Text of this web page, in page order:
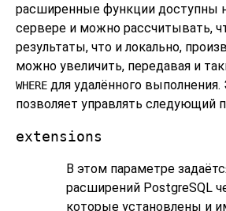
расширенные функции доступны
сервере и можно рассчитывать,
результаты, что и локально,
можно увеличить, передавая и
WHERE для удалённого
позволяет управлять следующий
extensions
В этом параметре
расширений PostgreSQL
которые установлены и